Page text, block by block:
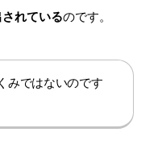
れているのです。
みではないのです